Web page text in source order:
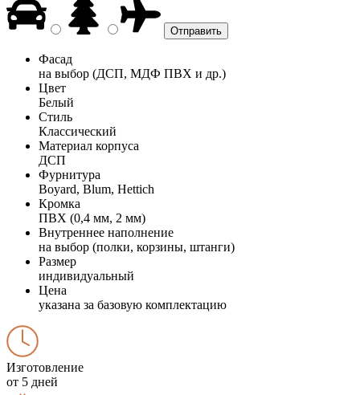
Фасад
на выбор (ДСП, МДФ ПВХ и др.)
Цвет
Белый
Стиль
Классический
Материал корпуса
ДСП
Фурнитура
Boyard, Blum, Hettich
Кромка
ПВХ (0,4 мм, 2 мм)
Внутреннее наполнение
на выбор (полки, корзины, штанги)
Размер
индивидуальный
Цена
указана за базовую комплектацию
Изготовление
от 5 дней